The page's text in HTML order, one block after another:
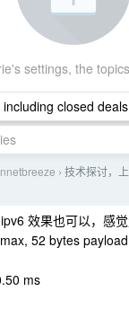
settings, the
closed
› 技术探讨，
效果也可以，感
52 bytes
ms